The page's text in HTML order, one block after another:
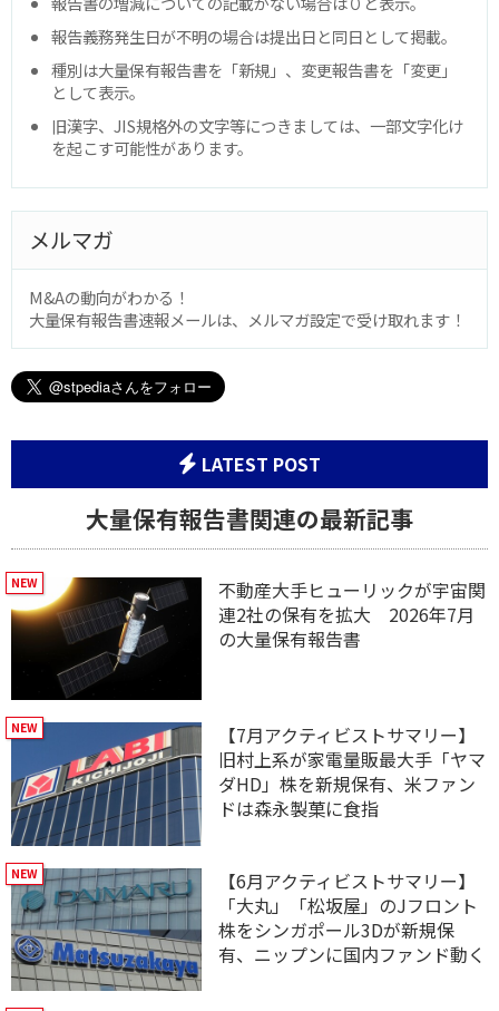
報告義務発生日が不明の場合は提出日と同日として掲載。
種別は大量保有報告書を「新規」、変更報告書を「変更」
として表示。
旧漢字、JIS規格外の文字等につきましては、一部文字化け
を起こす可能性があります。
メルマガ
M&Aの動向がわかる！
大量保有報告書速報メールは、メルマガ設定で受け取れます！
LATEST POST
大量保有報告書関連の最新記事
不動産大手ヒューリックが宇宙関
連2社の保有を拡大 2026年7月
の大量保有報告書
【7月アクティビストサマリー】
旧村上系が家電量販最大手「ヤマ
ダHD」株を新規保有、米ファン
ドは森永製菓に食指
【6月アクティビストサマリー】
「大丸」「松坂屋」のJフロント
株をシンガポール3Dが新規保
有、ニップンに国内ファンド動く